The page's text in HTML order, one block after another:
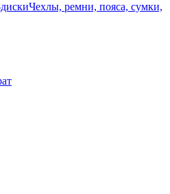
Чехлы, ремни, пояса, сумки,